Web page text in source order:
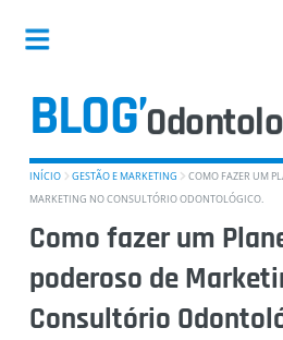
BLOG’
INÍCIO GESTÃO E MARKETING
COMO FAZER UM
MARKETING NO CONSULTÓRIO ODONTOLÓGICO.
Como fazer um
poderoso de
Consultório